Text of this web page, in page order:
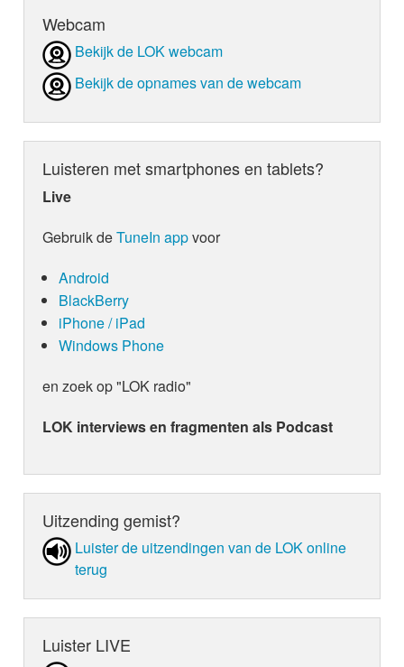
Webcam
Bekijk de LOK webcam
Bekijk de opnames van de webcam
Luisteren met smartphones en tablets?
Live
Gebruik deTuneIn appvoor
Android
BlackBerry
iPhone / iPad
Windows Phone
en zoek op "LOK radio"
LOK interviews en fragmenten als Podcast
Uitzending gemist?
Luister de uit­zen­din­gen van de LOK online
terug
Luister LIVE